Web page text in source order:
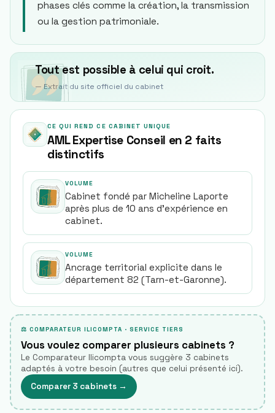
phases clés comme la création, la transmission
ou la gestion patrimoniale.
Tout est possible à celui qui croit.
— Extrait du site officiel du cabinet
CE QUI REND CE CABINET UNIQUE
AML Expertise Conseil en 2 faits
distinctifs
VOLUME
Cabinet fondé par Micheline Laporte
après plus de 10 ans d'expérience en
cabinet.
VOLUME
Ancrage territorial explicite dans le
département 82 (Tarn-et-Garonne).
⚖ COMPARATEUR ILICOMPTA · SERVICE TIERS
Vous voulez comparer plusieurs cabinets ?
Le Comparateur Ilicompta vous suggère 3 cabinets
adaptés à votre besoin (autres que celui présenté ici).
Comparer 3 cabinets →